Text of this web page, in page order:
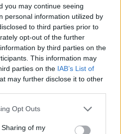
you may continue seeing
personal information utilized by
to third parties prior to
opt-out of the further
by third parties on the
This information may
parties on the IAB’s List of
may further disclose it to other
app uses one or more Google
behaviour. You may click to
Opt Outs
of my